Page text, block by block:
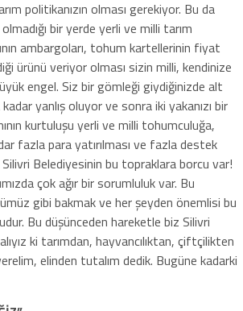
politikanızın olması gerekiyor. Bu da
bir yerde yerli ve milli tarım
ambargoları, tohum kartellerinin fiyat
ürünü veriyor olması sizin milli, kendinize
engel. Siz bir gömleği giydiğinizde alt
yanlış oluyor ve sonra iki yakanızı bir
kurtuluşu yerli ve milli tohumculuğa,
fazla para yatırılması ve fazla destek
Belediyesinin bu topraklara borcu var!
çok ağır bir sorumluluk var. Bu
gibi bakmak ve her şeyden önemlisi bu
Bu düşünceden hareketle biz Silivri
ki tarımdan, hayvancılıktan, çiftçilikten
elinden tutalım dedik. Bugüne kadarki